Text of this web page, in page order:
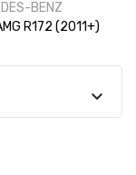
BENZ
R172 (2011+)